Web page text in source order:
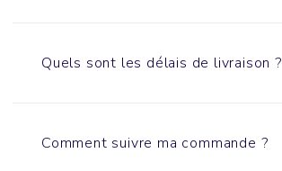
Quels sont les délais de livraison ?
Comment suivre ma commande ?